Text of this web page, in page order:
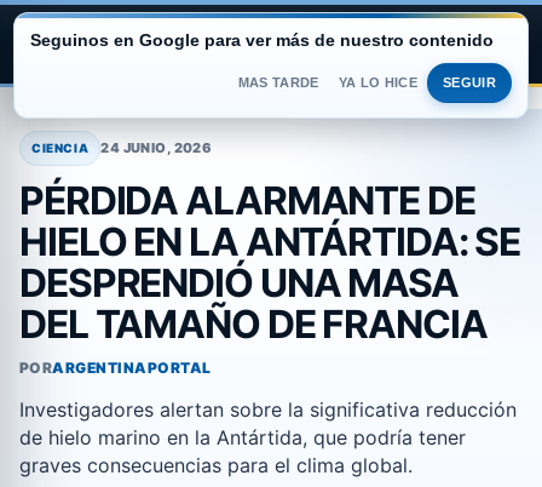
contenido
ARGENTINA PORTAL
CIENCIA 24 JUNIO, 2026
PÉRDIDA ALARMANTE DE
HIELO EN LA ANTÁRTIDA: SE
DESPRENDIÓ UNA MASA
DEL TAMAÑO DE FRANCIA
PORARGENTINAPORTAL
Investigadores alertan sobre la significativa reducción
de hielo marino en la Antártida, que podría tener
graves consecuencias para el clima global.
Seguinos en Google para ver más de nuestro contenido
MAS TARDE YA LO HICE SEGUIR